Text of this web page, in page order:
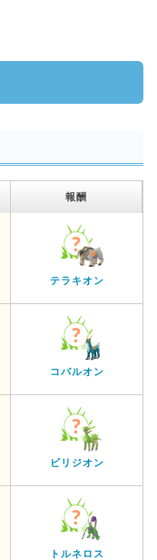
報酬
テラキオン
コバルオン
ビリジオン
トルネロス